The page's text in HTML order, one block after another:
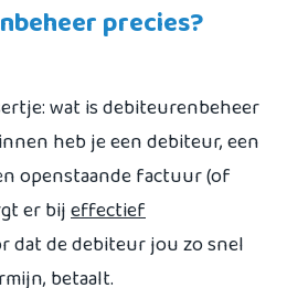
precies?
wat is debiteurenbeheer
heb je een debiteur, een
openstaande factuur (of
er bijeffectief
dat de debiteur jou zo snel
betaalt.